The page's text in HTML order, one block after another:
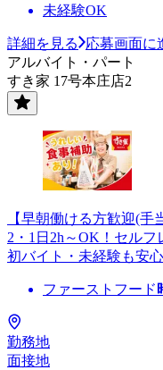
未経験OK
詳細を見る
応募画面に
アルバイト・パート
すき家 17号本庄店2
【早朝働ける方歓迎(
2・1日2h～OK！セル
初バイト・未経験も安
ファーストフード
勤務地
面接地